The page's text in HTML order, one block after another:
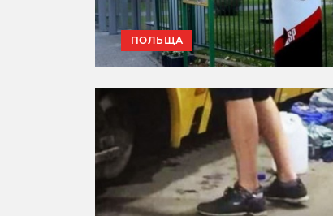
ПОЛЬЩА